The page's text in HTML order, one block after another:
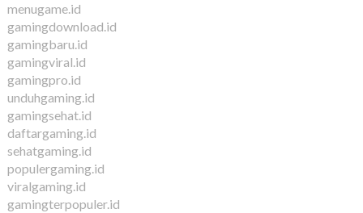
menugame.id
gamingdownload.id
gamingbaru.id
gamingviral.id
gamingpro.id
unduhgaming.id
gamingsehat.id
daftargaming.id
sehatgaming.id
populergaming.id
viralgaming.id
gamingterpopuler.id